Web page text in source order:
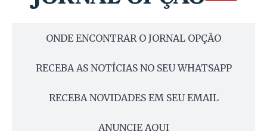
ONDE ENCONTRAR O JORNAL OPÇÃO
RECEBA AS NOTÍCIAS NO SEU WHATSAPP
RECEBA NOVIDADES EM SEU EMAIL
ANUNCIE AQUI